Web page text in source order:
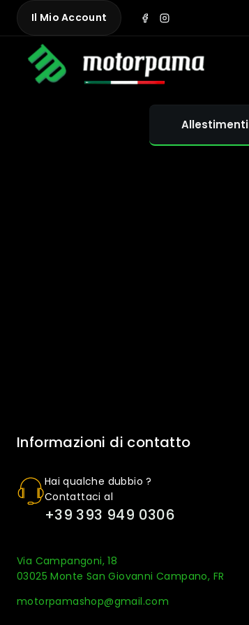
Skip
content
Il Mio Account
Allestimenti
Informazioni di contatto
Hai qualche dubbio ?
Contattaci al
+39 393 949 0306
Via Campangoni, 18
03025 Monte San Giovanni Campano, FR
motorpamashop@gmail.com